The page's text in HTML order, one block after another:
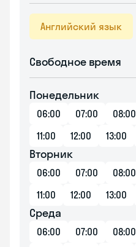
Английский язык
Свободное время
Понедельник
06:00 07:00 08:00
11:00
12:00 13:00
Вторник
06:00 07:00 08:00
11:00
12:00 13:00
Среда
06:00 07:00 08:00